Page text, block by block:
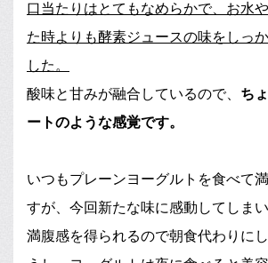
口当たりはとてもなめらかで、お水
た時よりも酵素ジュースの味をしっ
した。
酸味と甘みが融合しているので、 ち
ートのような感覚です。
いつもプレーンヨーグルトを食べて
すが、今回新たな味に感動してしまい
満腹感を得られるので朝食代わりに